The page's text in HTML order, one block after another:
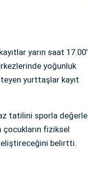
yarın saat
yoğunluk
yurttaşlar kayıt
tatilini sporla
çocukların fiziksel
belirtti.